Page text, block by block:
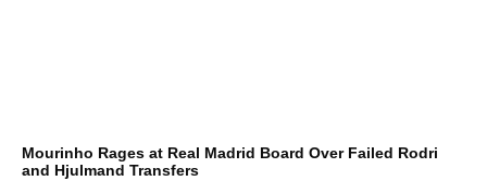
Mourinho Rages at Real Madrid Board Over Failed Rodri
and Hjulmand Transfers